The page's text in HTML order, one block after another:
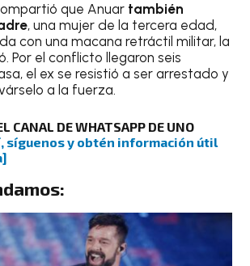
que Anuar también
, una mujer de la tercera edad,
con una macana retráctil militar, la
Por el conflicto llegaron seis
el ex se resistió a ser arrestado y
a la fuerza.
CANAL DE WHATSAPP DE UNO
síguenos y obtén información útil